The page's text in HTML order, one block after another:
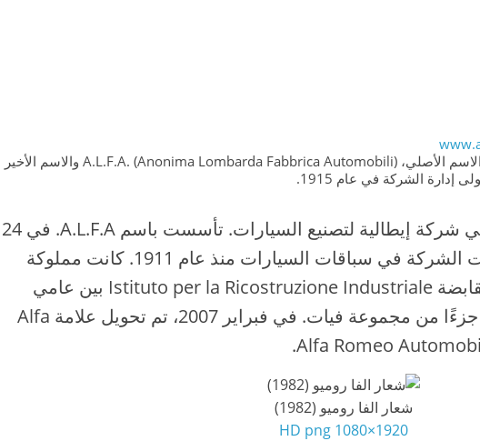
ع
س
ي
ا
ر
: عبارة عن مزيج من الاسم الأصلي، A.L.F.A. (Anonima Lombarda Fabbrica Automobili) والاسم الأخير
إدارة الشركة في عام 1915.
ألفا روميو للسيارات S.p.A. هي شركة إيطالية لتصنيع السيارات. تأسست باسم A.L.F.A. في 24
يونيو 1910، في ميلانو، شاركت الشركة في سباقات السيارات منذ عام 1911. كانت مملوكة
للشركة الإيطالية الحكومية القابضة Istituto per la Ricostruzione Industriale بين عامي
1932 و 1986، عندما أصبحت جزءًا من مجموعة فيات. في فبراير 2007، تم تحويل علامة Alfa
شعار الفا روميو (1982)
1920×1080 HD png